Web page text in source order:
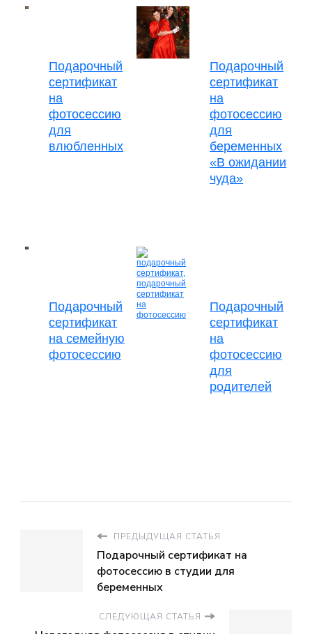
Подарочный
сертификат
на
фотосессию
для
влюбленных
Подарочный
сертификат
на
фотосессию
для
беременных
«В ожидании
чуда»
Подарочный
сертификат
на семейную
фотосессию
Подарочный
сертификат
на
фотосессию
для
родителей
ПРЕДЫДУЩАЯ СТАТЬЯ
Подарочный сертификат на
фотосессию в студии для
беременных
СЛЕДУЮЩАЯ СТАТЬЯ